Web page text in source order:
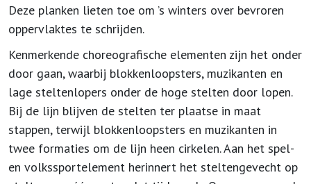
Deze planken lieten toe om ’s winters over bevroren
oppervlaktes te schrijden.
Kenmerkende choreografische elementen zijn het onder
door gaan, waarbij blokkenloopsters, muzikanten en
lage steltenlopers onder de hoge stelten door lopen.
Bij de lijn blijven de stelten ter plaatse in maat
stappen, terwijl blokkenloopsters en muzikanten in
twee formaties om de lijn heen cirkelen. Aan het spel-
en volkssportelement herinnert het steltengevecht op